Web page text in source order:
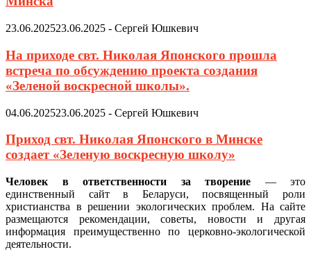
23.06.202523.06.2025 - Сергей Юшкевич
На приходе свт. Николая Японского прошла
встреча по обсуждению проекта создания
«Зеленой воскресной школы».
04.06.202523.06.2025 - Сергей Юшкевич
Приход свт. Николая Японского в Минске
создает «Зеленую воскресную школу»
Человек в ответственности за творение — это
единственный сайт в Беларуси, посвященный роли
христианства в решении экологических проблем. На сайте
размещаются рекомендации, советы, новости и другая
информация преимущественно по церковно-экологической
деятельности.